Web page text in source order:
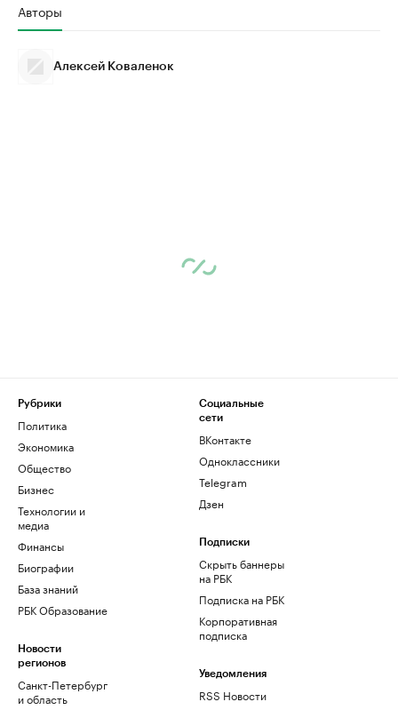
Авторы
Алексей Коваленок
Рубрики
Политика
Экономика
Общество
Бизнес
Технологии и
медиа
Финансы
Биографии
База знаний
РБК Образование
Новости
регионов
Санкт-Петербург
и область
Социальные
сети
ВКонтакте
Одноклассники
Telegram
Дзен
Подписки
Скрыть баннеры
на РБК
Подписка на РБК
Корпоративная
подписка
Уведомления
RSS Новости